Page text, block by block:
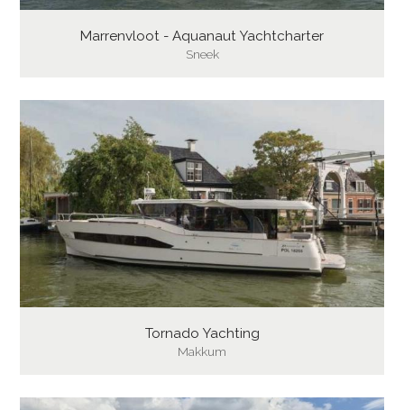
Marrenvloot - Aquanaut Yachtcharter
Sneek
Tornado Yachting
Makkum